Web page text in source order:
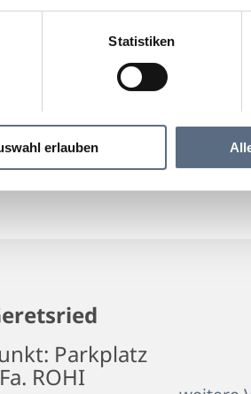
Statistiken
erlauben
Parkplatz
Fa. ROHI